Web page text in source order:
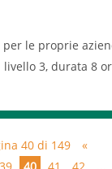
prove
per le proprie
3, durata 8
emergenza.
40 di 149
«